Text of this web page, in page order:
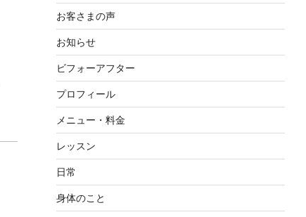
お客さまの声
お知らせ
ビフォーアフター
プロフィール
メニュー・料金
レッスン
日常
身体のこと